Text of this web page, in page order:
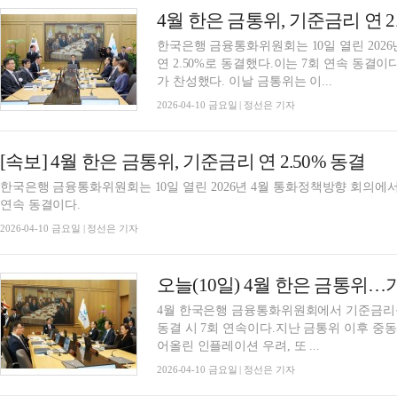
한국은행 금융통화위원회는 10일 열린
연 2.50%로 동결했다.이는 7회 연속 동결
가 찬성했다. 이날 금통위는 이...
2026-04-10 금요일 | 정선은 기자
[속보] 4월 한은 금통위, 기준금리 연 2.50% 동결
한국은행 금융통화위원회는 10일 열린 2026년 4월 통화정책방향 회의에
연속 동결이다.
2026-04-10 금요일 | 정선은 기자
오늘(10일) 4월 한은 금통위…
4월 한국은행 금융통화위원회에서 기준금
동결 시 7회 연속이다.지난 금통위 이후 중
어올린 인플레이션 우려, 또 ...
2026-04-10 금요일 | 정선은 기자